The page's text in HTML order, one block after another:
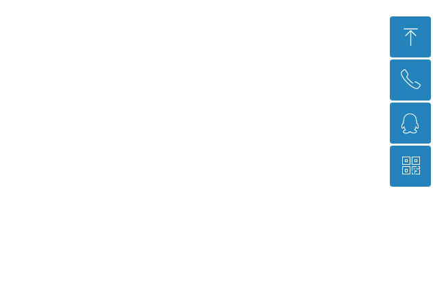
ꁸ
回到顶部
ꂅ
ꁗ
751573541
ꀥ